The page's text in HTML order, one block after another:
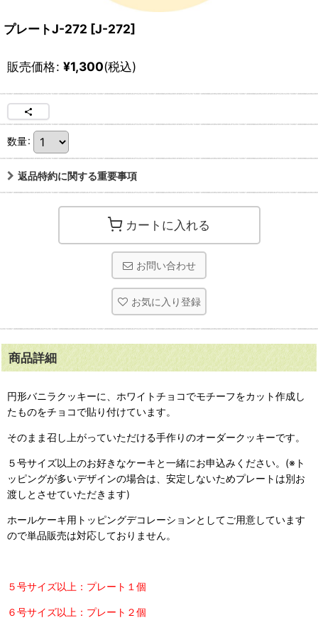
プレートJ-272 [J-272]
販売価格: ¥1,300(税込)
数量:
返品特約に関する重要事項
カートに入れる
お問い合わせ
お気に入り登録
商品詳細
円形バニラクッキーに、ホワイトチョコでモチーフをカット作成し
たものをチョコで貼り付けています。
そのまま召し上がっていただける手作りのオーダークッキーです。
５号サイズ以上のお好きなケーキと一緒にお申込みください。(※ト
ッピングが多いデザインの場合は、安定しないためプレートは別お
渡しとさせていただきます)
ホールケーキ用トッピングデコレーションとしてご用意しています
ので単品販売は対応しておりません。
５号サイズ以上：プレート１個
６号サイズ以上：プレート２個